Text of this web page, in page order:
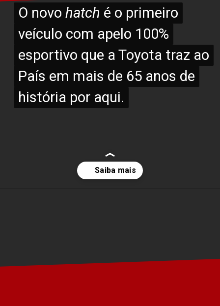
O novo hatch é o primeiro
veículo com apelo 100%
esportivo que a Toyota traz ao
País em mais de 65 anos de
história por aqui.
O novo hatch é o primeiro
veículo com apelo 100%
esportivo que a Toyota traz ao
País em mais de 65 anos de
história por aqui.